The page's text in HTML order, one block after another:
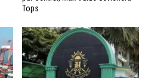
Tops